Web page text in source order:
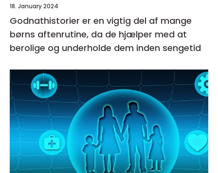
18. January 2024
Godnathistorier er en vigtig del af mange
børns aftenrutine, da de hjælper med at
berolige og underholde dem inden sengetid